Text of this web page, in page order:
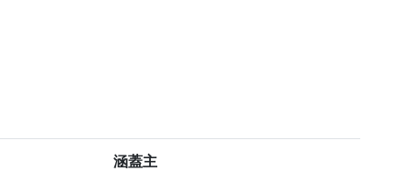
涵蓋主